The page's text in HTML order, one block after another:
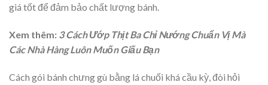
giá tốt để đảm bảo chất lượng bánh.
Xem thêm: 3 Cách Ướp Thịt Ba Chỉ Nướng Chuẩn Vị Mà
Các Nhà Hàng Luôn Muốn Giấu Bạn
Cách gói bánh chưng gù bằng lá chuối khá cầu kỳ, đòi hỏi